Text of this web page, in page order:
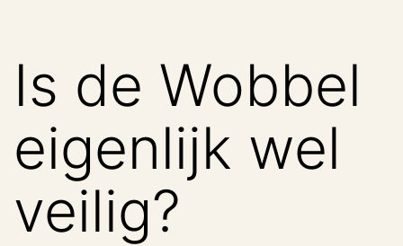
Is de Wobbel
eigenlijk wel
veilig?